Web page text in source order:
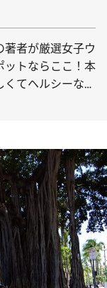
著者が厳選女子ウ
ットならここ！本
くてヘルシーなお